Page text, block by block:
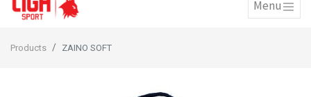
Products ZAINO SOFT